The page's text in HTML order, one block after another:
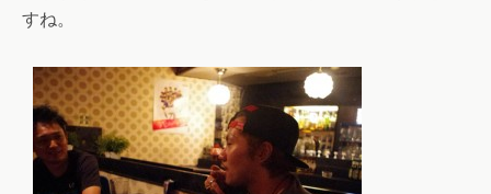
すね。